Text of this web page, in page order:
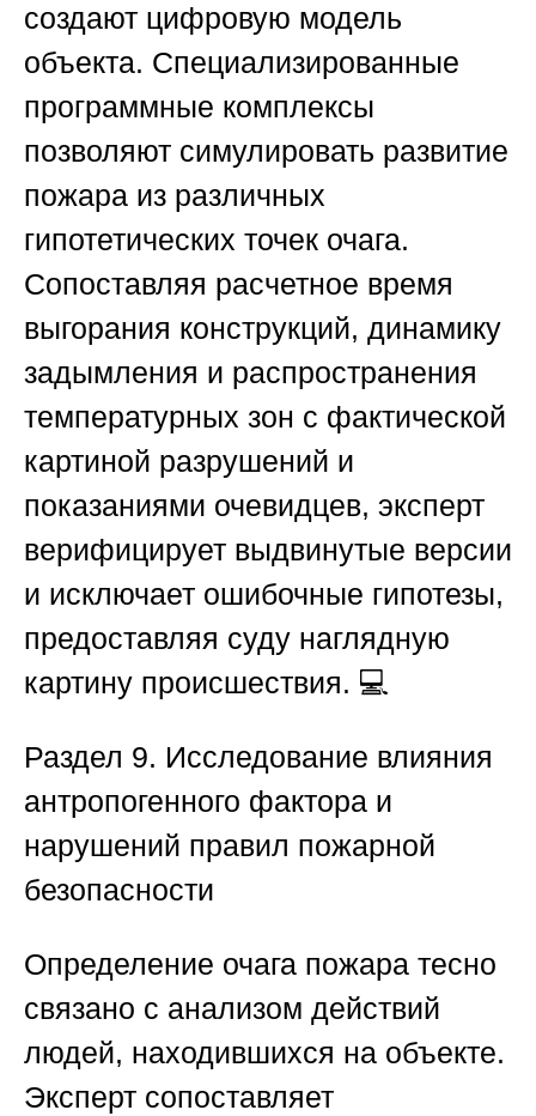
создают цифровую модель
объекта. Специализированные
программные комплексы
позволяют симулировать развитие
пожара из различных
гипотетических точек очага.
Сопоставляя расчетное время
выгорания конструкций, динамику
задымления и распространения
температурных зон с фактической
картиной разрушений и
показаниями очевидцев, эксперт
верифицирует выдвинутые версии
и исключает ошибочные гипотезы,
предоставляя суду наглядную
картину происшествия. 💻
Раздел 9. Исследование влияния
антропогенного фактора и
нарушений правил пожарной
безопасности
Определение очага пожара тесно
связано с анализом действий
людей, находившихся на объекте.
Эксперт сопоставляет